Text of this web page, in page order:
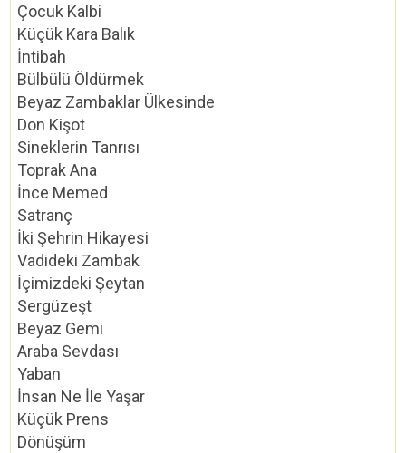
Çocuk Kalbi
Küçük Kara Balık
İntibah
Bülbülü Öldürmek
Beyaz Zambaklar Ülkesinde
Don Kişot
Sineklerin Tanrısı
Toprak Ana
İnce Memed
Satranç
İki Şehrin Hikayesi
Vadideki Zambak
İçimizdeki Şeytan
Sergüzeşt
Beyaz Gemi
Araba Sevdası
Yaban
İnsan Ne İle Yaşar
Küçük Prens
Dönüşüm